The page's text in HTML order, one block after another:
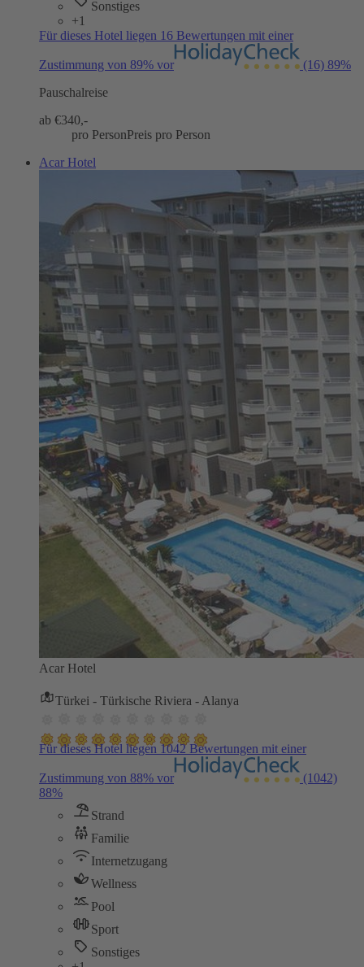
Sonstiges
+1
Für dieses Hotel liegen 16 Bewertungen mit einer
Zustimmung von 89% vor (16) 89%
Pauschalreise
ab €340,-
pro PersonPreis pro Person
Acar Hotel
Acar Hotel
Türkei - Türkische Riviera - Alanya
Für dieses Hotel liegen 1042 Bewertungen mit einer
Zustimmung von 88% vor
(1042)
88%
Strand
Familie
Internetzugang
Wellness
Pool
Sport
Sonstiges